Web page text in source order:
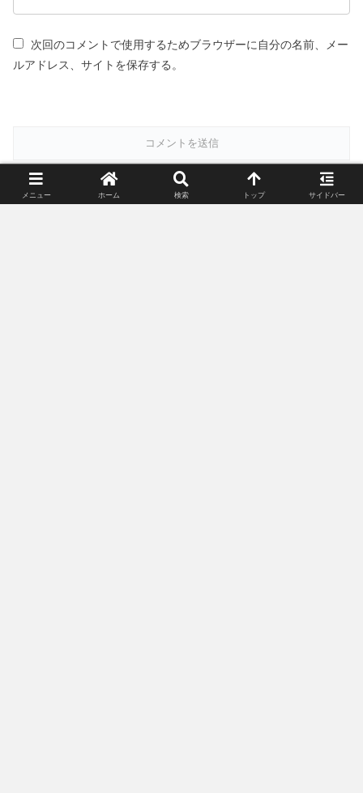
次回のコメントで使用するためブラウザーに自分の名前、メー
ルアドレス、サイトを保存する。
メニュー ホーム 検索 トップ サイドバー